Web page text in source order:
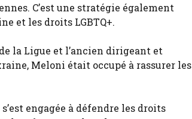
C’est une stratégie également
et les droits LGBTQ+.
la Ligue et l’ancien dirigeant et
Meloni était occupé à rassurer les
engagée à défendre les droits